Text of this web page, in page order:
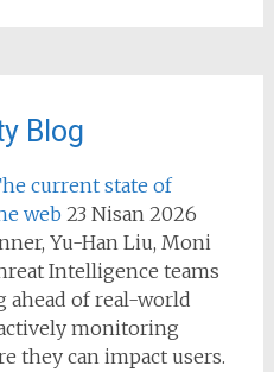
Blog
current state of
web 23 Nisan 2026
Yu-Han Liu, Moni
Intelligence teams
ahead of real-world
monitoring
they can impact users.